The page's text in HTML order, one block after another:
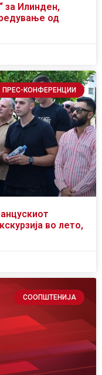
за Илинден,
од
ПРЕС-КОНФЕРЕНЦИИ
во лето,
СООПШТЕНИЈА